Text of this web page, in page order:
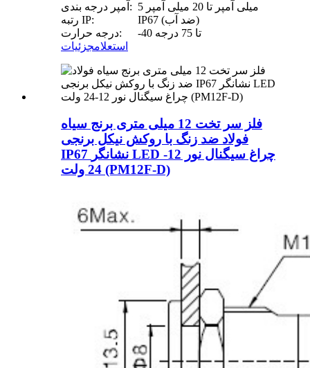
آمپر درجه بندی:
5 میلی آمپر تا 20 میلی آمپر
رتبه IP:
IP67 (ضد آب)
درجه حرارت:
-40 تا 75 درجه
استعلامجزئیات
فلز سر تخت 12 میلی متری برنج سیاه
فولاد ضد زنگ با روکش نیکل برنجی
IP67 نشانگر LED چراغ سیگنال نور 12-
24 ولت (PM12F-D)